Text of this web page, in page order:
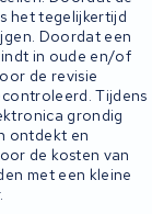
het tegelijkertijd
Doordat een
in oude en/of
de revisie
Tijdens
grondig
ontdekt en
de kosten van
met een kleine